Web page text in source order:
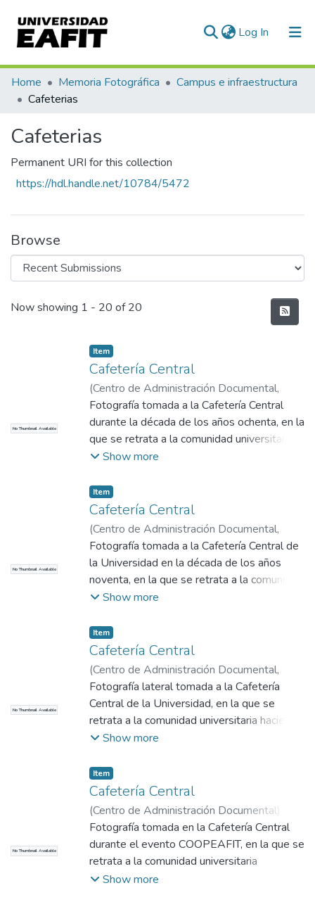
Log In (current)
Communities & Collections
All of DSpace
Statistics
Home Memoria Fotográfica
Campus e infraestructura
Cafeterias
Cafeterias
Permanent URI for this collection
https://hdl.handle.net/10784/5472
Browse
Recent Submissions
Now showing 1 - 20 of 20
No Thumbnail Available
Item
Cafetería Central
(Centro de Administración Documental,
1980)No identificado
Fotografía tomada a la Cafetería Central
durante la década de los años ochenta, en la
que se retrata a la comunidad universitaria
usando los espacios. Vista lateral.
Show more
No Thumbnail Available
Item
Cafetería Central
(Centro de Administración Documental,
1990)No identificado
Fotografía tomada a la Cafetería Central de
la Universidad en la década de los años
noventa, en la que se retrata a la comunidad
universitaria haciendo uso de los espacios.
Show more
No Thumbnail Available
Item
Cafetería Central
(Centro de Administración Documental,
1980)No identificado
Fotografía lateral tomada a la Cafetería
Central de la Universidad, en la que se
retrata a la comunidad universitaria haciendo
uso del espacio, durante la década de los
Show more
No Thumbnail Available
Item
Cafetería Central
(Centro de Administración Documental
identificado
Fotografía tomada en la Cafetería Central
durante el evento COOPEAFIT, en la que se
retrata a la comunidad universitaria
participando activamente. Se desconoce la
Show more